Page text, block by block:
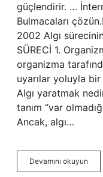
güçlendirir. …
Bulmacaları
2002 Algı
SÜRECİ 1.
organizma
uyarılar yoluyla bir
Algı yaratmak
tanım “var
Ancak, algı…
Devamını okuyun
Nasıl